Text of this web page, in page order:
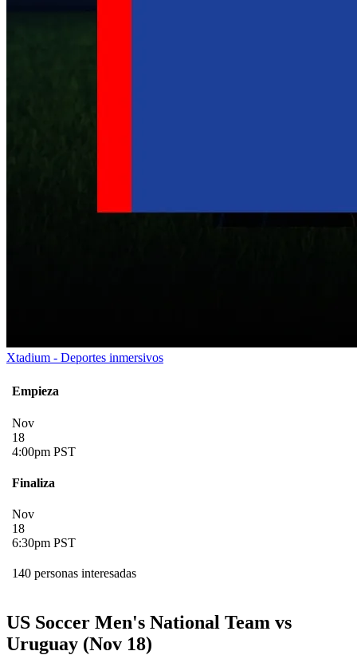
Xtadium - Deportes inmersivos
Empieza
Nov
18
4:00pm PST
Finaliza
Nov
18
6:30pm PST
140 personas interesadas
US Soccer Men's National Team vs
Uruguay (Nov 18)